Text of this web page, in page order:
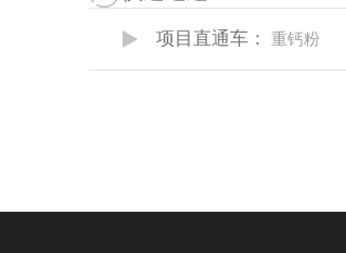
项目直通车： 重钙粉